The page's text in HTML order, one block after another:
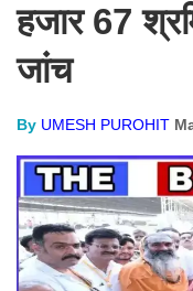
हजार 67
जांच
By UMESH PUROHIT